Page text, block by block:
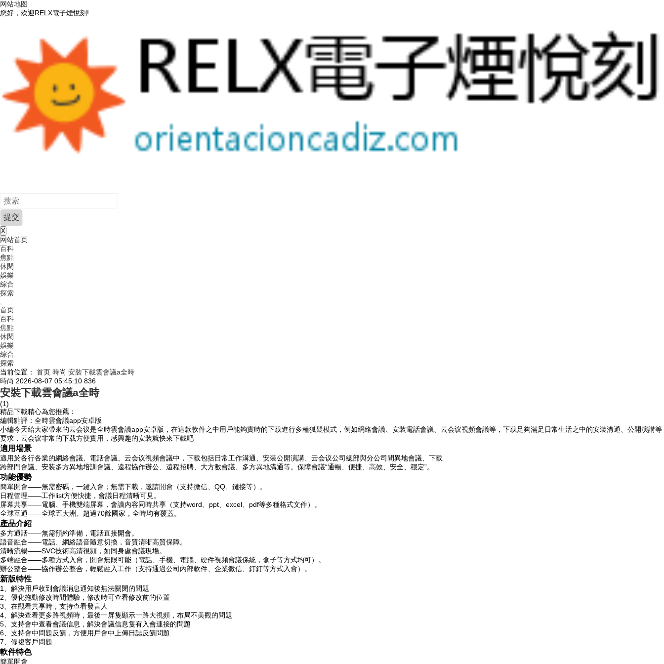
网站地图
您好，欢迎RELX電子煙悅刻!
X
网站首页
百科
焦點
休閑
娛樂
綜合
探索
首页
百科
焦點
休閑
娛樂
綜合
探索
当前位置：
首页 時尚 安裝下載雲會議a全時
時尚 2026-08-07 05:45:10 836
安裝下載雲會議a全時
(1)
精品下載精心為您推薦：
編輯點評：全時雲會議app安卓版
小編今天給大家帶來的云会议是全時雲會議app安卓版，在這款軟件之中用戶能夠實時的下载進行多種狐疑模式，例如網絡會議、安装電話會議、云会议視頻會議等，下载足夠滿足日常生活之中的安装溝通、公開演講等
要求，云会议非常的下载方便實用，感興趣的安装就快來下載吧
適用場景
適用於各行各業的網絡會議、電話會議、云会议視頻會議中，下载包括日常工作溝通、安装公開演講、云会议公司總部與分公司間異地會議、下载
跨部門會議、安装多方異地培訓會議、遠程協作辦公、遠程招聘、大方數會議、多方異地溝通等。保障會議“通暢、便捷、高效、安全、穩定”。
功能優勢
簡單開會——無需密碼，一鍵入會；無需下載，邀請開會（支持微信、QQ、鏈接等）。
日程管理——工作list方便快捷，會議日程清晰可見。
屏幕共享——電腦、手機雙端屏幕，會議內容同時共享（支持word、ppt、excel、pdf等多種格式文件）。
全球互通——全球五大洲、超過70餘國家，全時均有覆蓋。
產品介紹
多方通話——無需預約準備，電話直接開會。
語音融合——電話、網絡語音隨意切換，音質清晰高質保障。
清晰流暢——SVC技術高清視頻，如同身處會議現場。
多端融合——多種方式入會，開會無限可能（電話、手機、電腦、硬件視頻會議係統，盒子等方式均可）。
辦公整合——協作辦公整合，輕鬆融入工作（支持通過公司內部軟件、企業微信、釘釘等方式入會）。
新版特性
1、解決用戶收到會議消息通知後無法關閉的問題
2、優化拖動修改時間體驗，修改時可查看修改前的位置
3、在觀看共享時，支持查看發言人
4、解決查看更多路視頻時，最後一屏隻顯示一路大視頻，布局不美觀的問題
5、支持會中查看會議信息，解決會議信息隻有入會連接的問題
6、支持會中問題反饋，方便用戶會中上傳日誌反饋問題
7、修複客戶問題
軟件特色
簡單開會